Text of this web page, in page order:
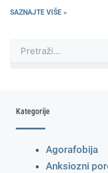
SAZNAJTE VIŠE »
Kategorije
Agorafobija
Anksiozni